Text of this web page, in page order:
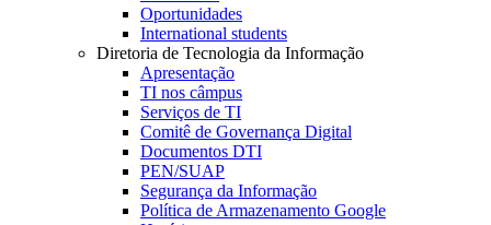
Oportunidades
International students
Diretoria de Tecnologia da Informação
Apresentação
TI nos câmpus
Serviços de TI
Comitê de Governança Digital
Documentos DTI
PEN/SUAP
Segurança da Informação
Política de Armazenamento Google